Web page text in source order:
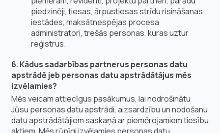
piedzinēji, tiesas, ārpustiesas strīdu risināšanas
iestādes, maksātnespējas procesa
administratori, trešās personas, kuras uztur
reģistrus.
6. Kādus sadarbības partnerus personas datu
apstrādē jeb personas datu apstrādātājus mēs
izvēlamies?
Mēs veicam attiecīgus pasākumus, lai nodrošinātu
Jūsu personas datu apstrādi, aizsardzību un nodošanu
datu apstrādātājiem saskaņā ar piemērojamiem tiesību